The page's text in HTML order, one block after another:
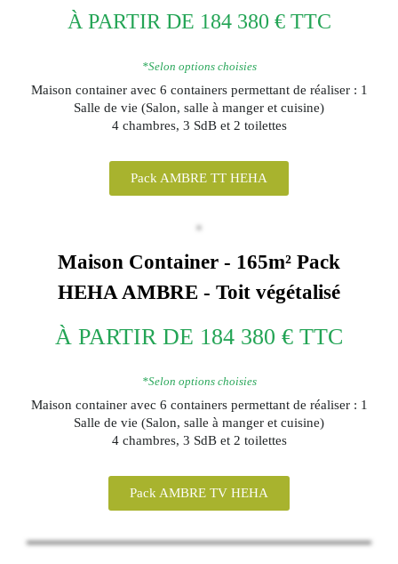
À PARTIR DE 184 380 € TTC
*Selon options choisies
Maison container avec 6 containers permettant de réaliser : 1
Salle de vie (Salon, salle à manger et cuisine)
4 chambres, 3 SdB et 2 toilettes
Pack AMBRE TT HEHA
Maison Container - 165m² Pack
HEHAAMBRE - Toit végétalisé
À PARTIR DE 184 380 € TTC
*Selon options choisies
Maison container avec 6 containers permettant de réaliser : 1
Salle de vie (Salon, salle à manger et cuisine)
4 chambres, 3 SdB et 2 toilettes
Pack AMBRE TV HEHA